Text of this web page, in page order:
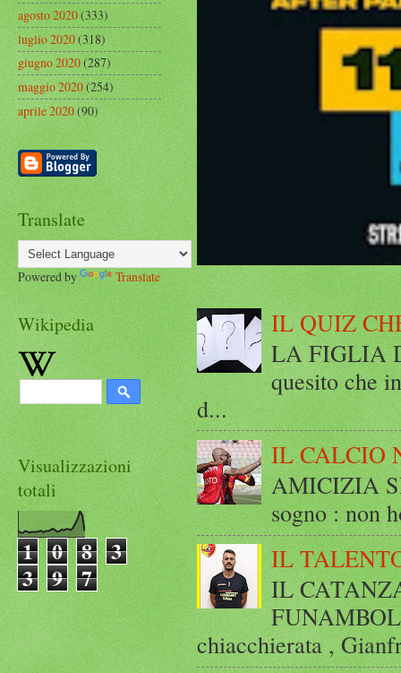
IL QUIZ
LA FIGLIA
quesito che
d...
IL CALCIO
AMICIZIA
sogno : non
IL
IL
chiacchierata ,
agosto 2020(333)
luglio 2020(318)
giugno 2020(287)
maggio 2020(254)
aprile 2020(90)
Translate
Powered by Translate
Wikipedia
Visualizzazioni
totali
1 0 8 3
3 9 7